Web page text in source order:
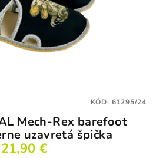
Mech-Rex barefoot
uzavretá špička
21,90 €
KÓD: 61295/24